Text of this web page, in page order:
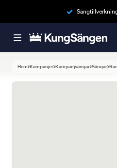
Hem Kampanjer Kampanjsängar Sängar